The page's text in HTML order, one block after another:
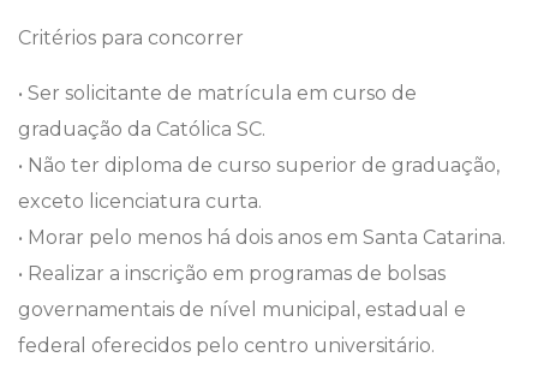
Critérios para concorrer
• Ser solicitante de matrícula em curso de
graduação da Católica SC.
• Não ter diploma de curso superior de graduação,
exceto licenciatura curta.
• Morar pelo menos há dois anos em Santa Catarina.
• Realizar a inscrição em programas de bolsas
governamentais de nível municipal, estadual e
federal oferecidos pelo centro universitário.